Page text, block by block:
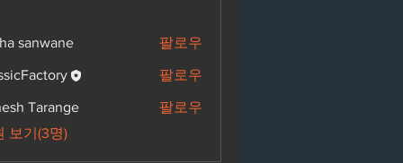
sanwane 팔로우
팔로우
Tarange
팔로우
보기(3명)